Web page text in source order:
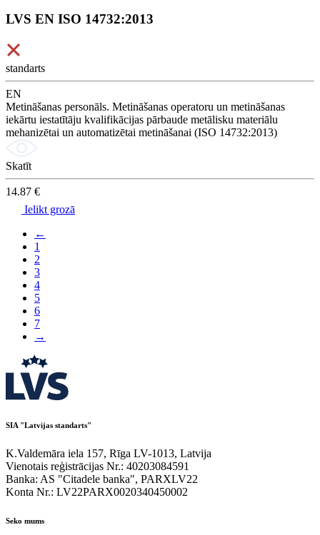
LVS EN ISO 14732:2013
standarts
EN
Metināšanas personāls. Metināšanas operatoru un metināšanas
iekārtu iestatītāju kvalifikācijas pārbaude metālisku materiālu
mehanizētai un automatizētai metināšanai (ISO 14732:2013)
Skatīt
14.87 €
Ielikt grozā
←
1
2
3
4
5
6
7
→
SIA "Latvijas standarts"
K.Valdemāra iela 157, Rīga LV-1013, Latvija
Vienotais reģistrācijas Nr.: 40203084591
Banka: AS "Citadele banka", PARXLV22
Konta Nr.: LV22PARX0020340450002
Seko mums